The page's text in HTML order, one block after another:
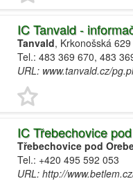
IC Tanvald -
Tanvald, Krkonošská 629
Tel.: 483 369 670, 483
URL: www.tanvald.cz/
IC Třebechovice
Třebechovice pod
Tel.: +420 495 592 053
URL: http://